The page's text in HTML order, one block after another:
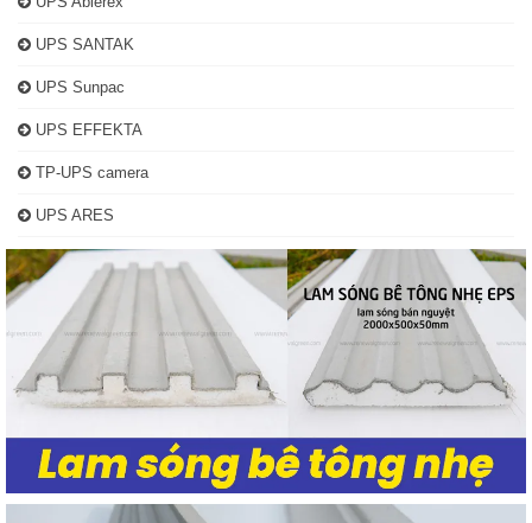
UPS SANTAK
UPS Sunpac
UPS EFFEKTA
TP-UPS camera
UPS ARES